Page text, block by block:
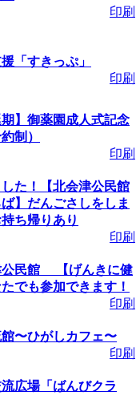
ばん
08/
広場「
～2026/
広場「
～2026/
て講
08/10～
印刷
「すきっぷ」
印刷
期】御薬園成人式記念
制）
印刷
た！【北会津公民館
】だんごさしをしま
ち帰りあり
印刷
民館 【げんきに健
でも参加できます！
印刷
〜ひがしカフェ〜
印刷
広場「ばんびクラ